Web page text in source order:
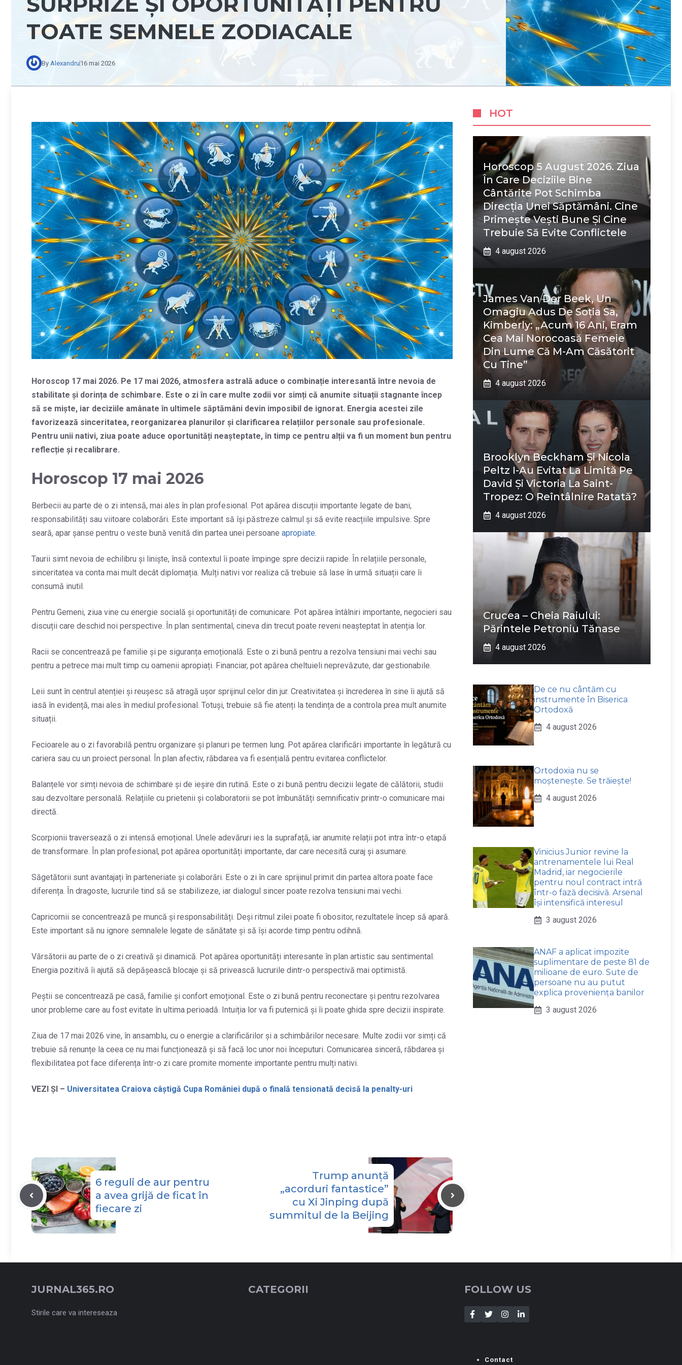
TOATE SEMNELE ZODIACALE
By Alexandru 16 mai 2026
Horoscop 17 mai 2026. Pe 17 mai 2026, atmosfera astrală aduce o combinație interesantă între nevoia de
stabilitate și dorința de schimbare. Este o zi în care multe zodii vor simți că anumite situații stagnante încep
să se miște, iar deciziile amânate în ultimele săptămâni devin imposibil de ignorat. Energia acestei zile
favorizează sinceritatea, reorganizarea planurilor și clarificarea relațiilor personale sau profesionale.
Pentru unii nativi, ziua poate aduce oportunități neașteptate, în timp ce pentru alții va fi un moment bun pentru
reflecție și recalibrare.
Horoscop 17 mai 2026
Berbecii au parte de o zi intensă, mai ales în plan profesional. Pot apărea discuții importante legate de bani,
responsabilități sau viitoare colaborări. Este important să își păstreze calmul și să evite reacțiile impulsive. Spre
seară, apar șanse pentru o veste bună venită din partea unei persoane apropiate.
Taurii simt nevoia de echilibru și liniște, însă contextul îi poate împinge spre decizii rapide. În relațiile personale,
sinceritatea va conta mai mult decât diplomația. Mulți nativi vor realiza că trebuie să lase în urmă situații care îi
consumă inutil.
Pentru Gemeni, ziua vine cu energie socială și oportunități de comunicare. Pot apărea întâlniri importante, negocieri sau
discuții care deschid noi perspective. În plan sentimental, cineva din trecut poate reveni neașteptat în atenția lor.
Racii se concentrează pe familie și pe siguranța emoțională. Este o zi bună pentru a rezolva tensiuni mai vechi sau
pentru a petrece mai mult timp cu oamenii apropiați. Financiar, pot apărea cheltuieli neprevăzute, dar gestionabile.
Leii sunt în centrul atenției și reușesc să atragă ușor sprijinul celor din jur. Creativitatea și încrederea în sine îi ajută să
iasă în evidență, mai ales în mediul profesional. Totuși, trebuie să fie atenți la tendința de a controla prea mult anumite
situații.
Fecioarele au o zi favorabilă pentru organizare și planuri pe termen lung. Pot apărea clarificări importante în legătură cu
cariera sau cu un proiect personal. În plan afectiv, răbdarea va fi esențială pentru evitarea conflictelor.
Balanțele vor simți nevoia de schimbare și de ieșire din rutină. Este o zi bună pentru decizii legate de călătorii, studii
sau dezvoltare personală. Relațiile cu prietenii și colaboratorii se pot îmbunătăți semnificativ printr-o comunicare mai
directă.
Scorpionii traversează o zi intensă emoțional. Unele adevăruri ies la suprafață, iar anumite relații pot intra într-o etapă
de transformare. În plan profesional, pot apărea oportunități importante, dar care necesită curaj și asumare.
Săgetătorii sunt avantajați în parteneriate și colaborări. Este o zi în care sprijinul primit din partea altora poate face
diferența. În dragoste, lucrurile tind să se stabilizeze, iar dialogul sincer poate rezolva tensiuni mai vechi.
Capricornii se concentrează pe muncă și responsabilități. Deși ritmul zilei poate fi obositor, rezultatele încep să apară.
Este important să nu ignore semnalele legate de sănătate și să își acorde timp pentru odihnă.
Vărsătorii au parte de o zi creativă și dinamică. Pot apărea oportunități interesante în plan artistic sau sentimental.
Energia pozitivă îi ajută să depășească blocaje și să privească lucrurile dintr-o perspectivă mai optimistă.
Peștii se concentrează pe casă, familie și confort emoțional. Este o zi bună pentru reconectare și pentru rezolvarea
unor probleme care au fost evitate în ultima perioadă. Intuiția lor va fi puternică și îi poate ghida spre decizii inspirate.
Ziua de 17 mai 2026 vine, în ansamblu, cu o energie a clarificărilor și a schimbărilor necesare. Multe zodii vor simți că
trebuie să renunțe la ceea ce nu mai funcționează și să facă loc unor noi începuturi. Comunicarea sinceră, răbdarea și
flexibilitatea pot face diferența într-o zi care promite momente importante pentru mulți nativi.
VEZI ȘI – Universitatea Craiova câștigă Cupa României după o finală tensionată decisă la penalty-uri
6 reguli de aur pentru
a avea grijă de ficat în
fiecare zi
Trump anunță
„acorduri fantastice”
cu Xi Jinping după
summitul de la Beijing
HOT
Horoscop 5 August 2026. Ziua
În Care Deciziile Bine
Cântărite Pot Schimba
Direcția Unei Săptămâni. Cine
Primește Vești Bune Și Cine
Trebuie Să Evite Conflictele
4 august 2026
James Van Der Beek, Un
Omagiu Adus De Soția Sa,
Kimberly: „Acum 16 Ani, Eram
Cea Mai Norocoasă Femeie
Din Lume Că M-Am Căsătorit
Cu Tine”
4 august 2026
Brooklyn Beckham Și Nicola
Peltz I-Au Evitat La Limită Pe
David Și Victoria La Saint-
Tropez: O Reîntâlnire Ratată?
4 august 2026
Crucea – Cheia Raiului:
Părintele Petroniu Tănase
4 august 2026
De ce nu cântăm cu
instrumente în Biserica
Ortodoxă
4 august 2026
Ortodoxia nu se
moștenește. Se trăiește!
4 august 2026
Vinicius Junior revine la
antrenamentele lui Real
Madrid, iar negocierile
pentru noul contract intră
într-o fază decisivă. Arsenal
își intensifică interesul
3 august 2026
ANAF a aplicat impozite
suplimentare de peste 81 de
milioane de euro. Sute de
persoane nu au putut
explica proveniența banilor
3 august 2026
JURNAL365.RO
Stirile care va intereseaza
CATEGORII FOLLOW US
Contact